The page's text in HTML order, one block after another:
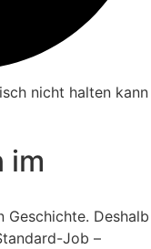
nicht halten kann
im
Deshalb
Job –